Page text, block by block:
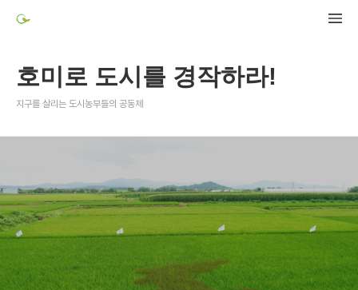
호미로 도시를 경작하라!
지구를 살리는 도시농부들의 공동체